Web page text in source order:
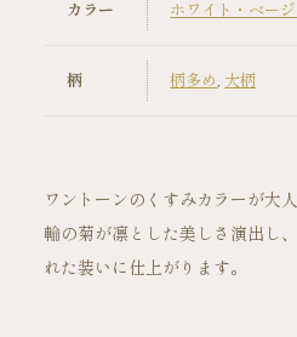
成人式当日の過ごし方
成人式中止時の対応
ご試着・見
カラー ホワイト・ベー
柄 柄多め 大柄
ワントーンのくすみカラーが大
輪の菊が凛とした美しさ演出し
れた装いに仕上がります。